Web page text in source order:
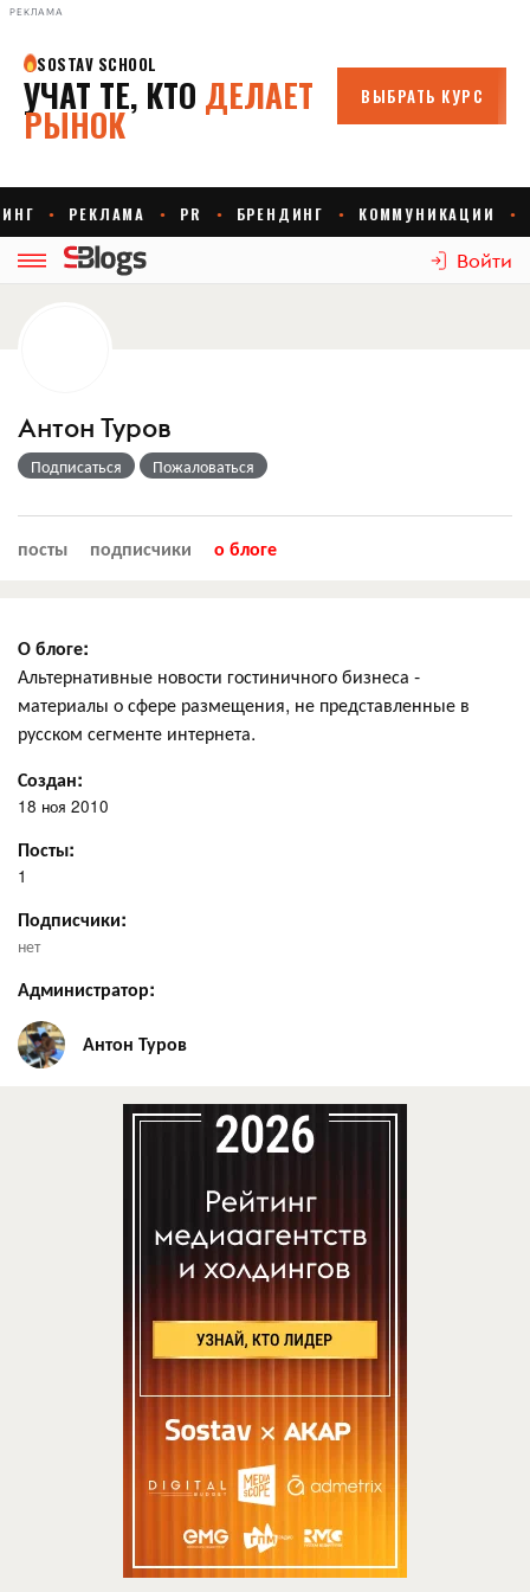
РЕКЛАМА
Войти
Антон Туров
Подписаться Пожаловаться
посты подписчики о блоге
О блоге:
Альтернативные новости гостиничного бизнеса -
материалы о сфере размещения, не представленные в
русском сегменте интернета.
Создан:
18 ноя 2010
Посты:
1
Подписчики:
нет
Администратор:
Антон Туров